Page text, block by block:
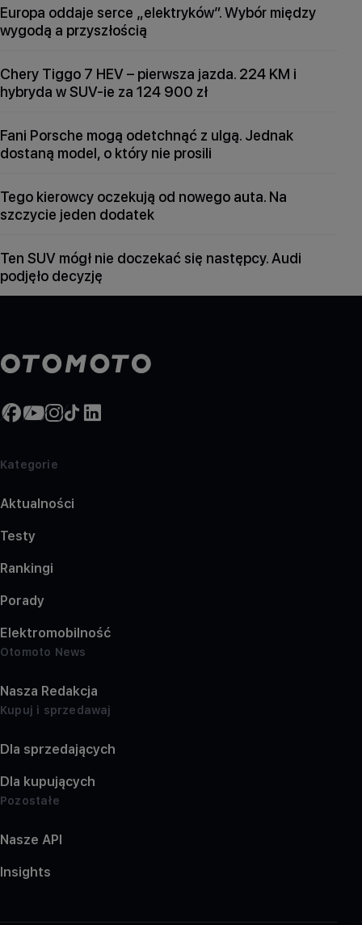
Europa oddaje serce „elektryków”. Wybór między
wygodą a przyszłością
Chery Tiggo 7 HEV – pierwsza jazda. 224 KM i
hybryda w SUV-ie za 124 900 zł
Fani Porsche mogą odetchnąć z ulgą. Jednak
dostaną model, o który nie prosili
Tego kierowcy oczekują od nowego auta. Na
szczycie jeden dodatek
Ten SUV mógł nie doczekać się następcy. Audi
podjęło decyzję
Kategorie
Aktualności
Testy
Rankingi
Porady
Elektromobilność
Otomoto News
Nasza Redakcja
Kupuj i sprzedawaj
Dla sprzedających
Dla kupujących
Pozostałe
Nasze API
Insights